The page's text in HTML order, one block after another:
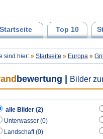
Startseite Top 10
sind hier: » Startseite » Europa »
bewertung Bilder
alle Bilder (2)
Unterwasser (0)
Landschaft (0)